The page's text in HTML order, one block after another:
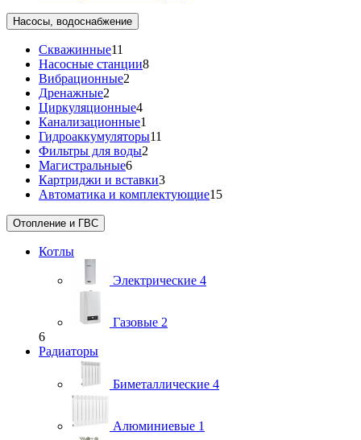
Насосы, водоснабжение
Скважинные11
Насосные станции8
Вибрационные2
Дренажные2
Циркуляционные4
Канализационные1
Гидроаккумуляторы11
Фильтры для воды2
Магистральные6
Картриджи и вставки3
Автоматика и комплектующие15
Отопление и ГВС
Котлы
Электрические 4
Газовые 2
6
Радиаторы
Биметаллические 4
Алюминиевые 1